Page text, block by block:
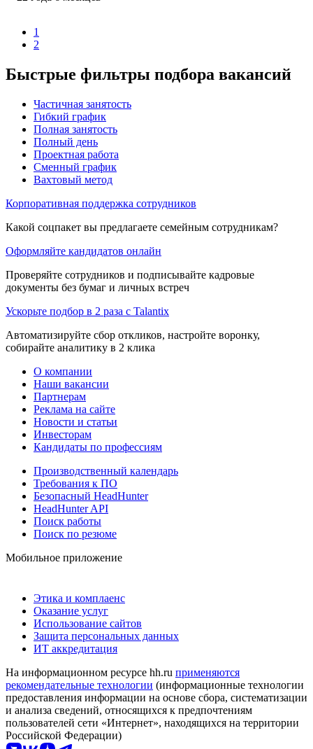
1
2
Быстрые фильтры подбора вакансий
Частичная занятость
Гибкий график
Полная занятость
Полный день
Проектная работа
Сменный график
Вахтовый метод
Корпоративная поддержка сотрудников
Какой соцпакет вы предлагаете семейным сотрудникам?
Оформляйте кандидатов онлайн
Проверяйте сотрудников и подписывайте кадровые
документы без бумаг и личных встреч
Ускорьте подбор в 2 раза с Talantix
Автоматизируйте сбор откликов, настройте воронку,
собирайте аналитику в 2 клика
О компании
Наши вакансии
Партнерам
Реклама на сайте
Новости и статьи
Инвесторам
Кандидаты по профессиям
Производственный календарь
Требования к ПО
Безопасный HeadHunter
HeadHunter API
Поиск работы
Поиск по резюме
Мобильное приложение
Этика и комплаенс
Оказание услуг
Использование сайтов
Защита персональных данных
ИТ аккредитация
На информационном ресурсе hh.ru применяются
рекомендательные технологии (информационные технологии
предоставления информации на основе сбора, систематизации
и анализа сведений, относящихся к предпочтениям
пользователей сети «Интернет», находящихся на территории
Российской Федерации)